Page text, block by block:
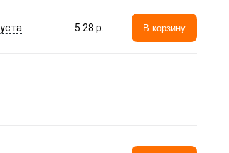
5.28 p. В корзину